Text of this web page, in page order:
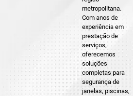
metropolitana.
Com anos de
experiência em
prestação de
serviços,
oferecemos
soluções
completas para
segurança de
janelas, piscinas,